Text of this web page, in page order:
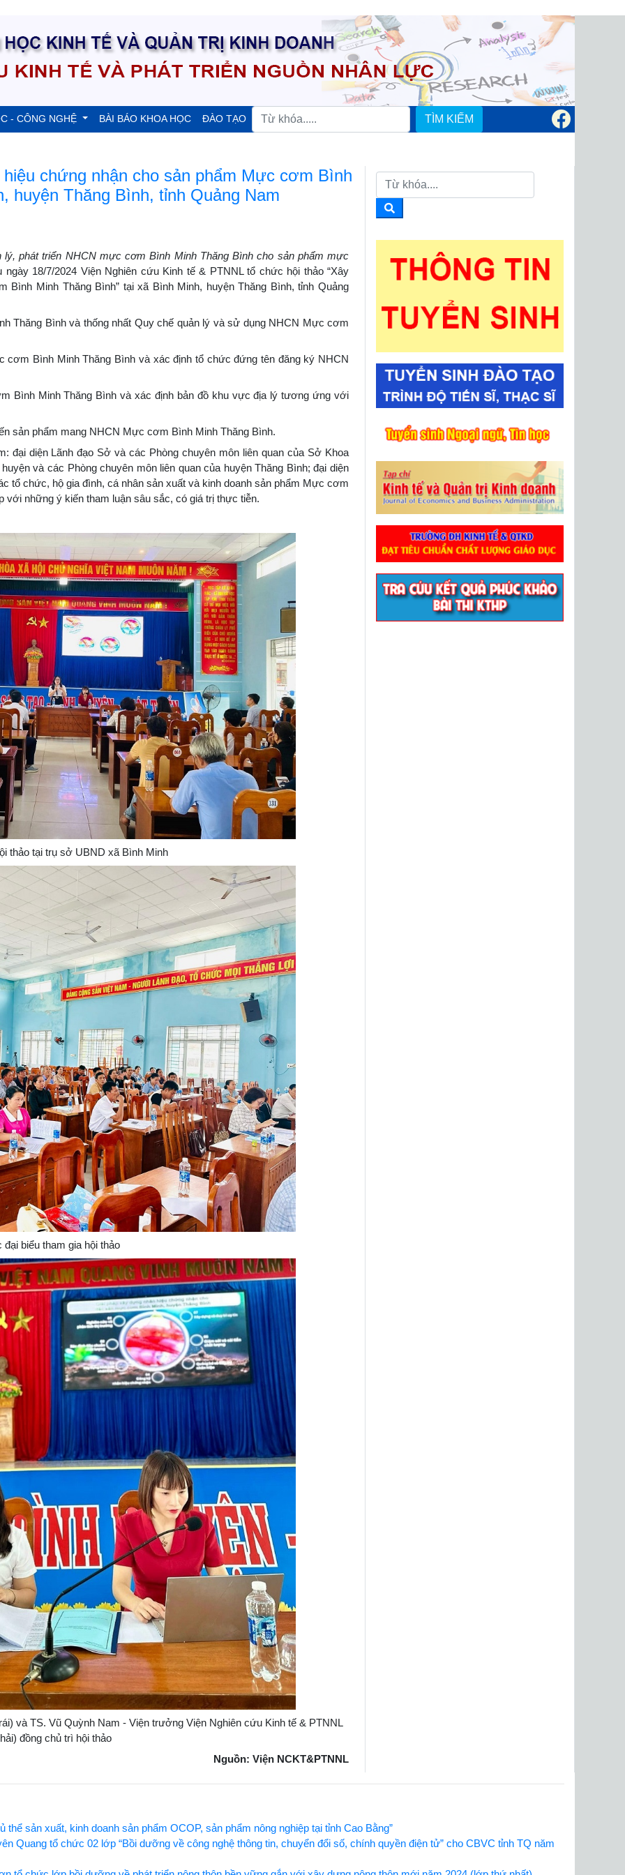
- CÔNG NGHỆ BÀI BÁO KHOA HỌC ĐÀO TẠO TÌM KIẾM
chứng nhận cho sản phẩm Mực cơm Bình
huyện Thăng Bình, tỉnh Quảng Nam
lý, phát triển NHCN mực cơm Bình Minh Thăng Bình cho sản phẩm mực
ngày 18/7/2024 Viện Nghiên cứu Kinh tế & PTNNL tổ chức hội thảo “Xây
Minh Thăng Bình” tại xã Bình Minh, huyện Thăng Bình, tỉnh Quảng
Bình và thống nhất Quy chế quản lý và sử dụng NHCN Mực cơm
Minh Thăng Bình và xác định tổ chức đứng tên đăng ký NHCN
Minh Thăng Bình và xác định bản đồ khu vực địa lý tương ứng với
phẩm mang NHCN Mực cơm Bình Minh Thăng Bình.
đại diện Lãnh đạo Sở và các Phòng chuyên môn liên quan của Sở Khoa
và các Phòng chuyên môn liên quan của huyện Thăng Bình; đại diện
tổ chức, hộ gia đình, cá nhân sản xuất và kinh doanh sản phẩm Mực cơm
với những ý kiến tham luận sâu sắc, có giá trị thực tiễn.
thảo tại trụ sở UBND xã Bình Minh
đại biểu tham gia hội thảo
và TS. Vũ Quỳnh Nam - Viện trưởng Viện Nghiên cứu Kinh tế & PTNNL
đồng chủ trì hội thảo
Nguồn: Viện NCKT&PTNNL
sản xuất, kinh doanh sản phẩm OCOP, sản phẩm nông nghiệp tại tỉnh Cao Bằng”
Quang tổ chức 02 lớp “Bồi dưỡng về công nghệ thông tin, chuyển đổi số, chính quyền điện tử” cho CBVC tỉnh TQ năm